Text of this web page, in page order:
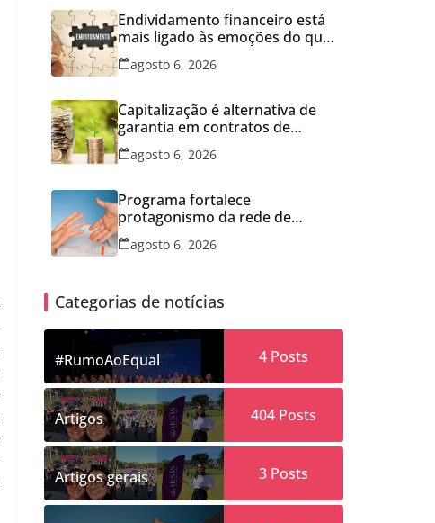
Endividamento financeiro está
mais ligado às emoções do que
à falta de conhecimento
agosto 6, 2026
Capitalização é alternativa de
garantia em contratos de
aluguel
agosto 6, 2026
Programa fortalece
protagonismo da rede de
franquias
agosto 6, 2026
Categorias de notícias
#RumoAoEqual 4Posts
Artigos 404Posts
Artigos gerais 3Posts